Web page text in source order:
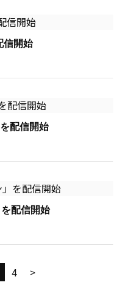
信開始
配信開始
配信開始
4 >